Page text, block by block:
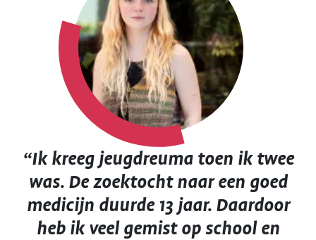
“Ik kreeg jeugdreuma toen ik twee
was. De zoektocht naar een goed
medicijn duurde 13 jaar. Daardoor
heb ik veel gemist op school en